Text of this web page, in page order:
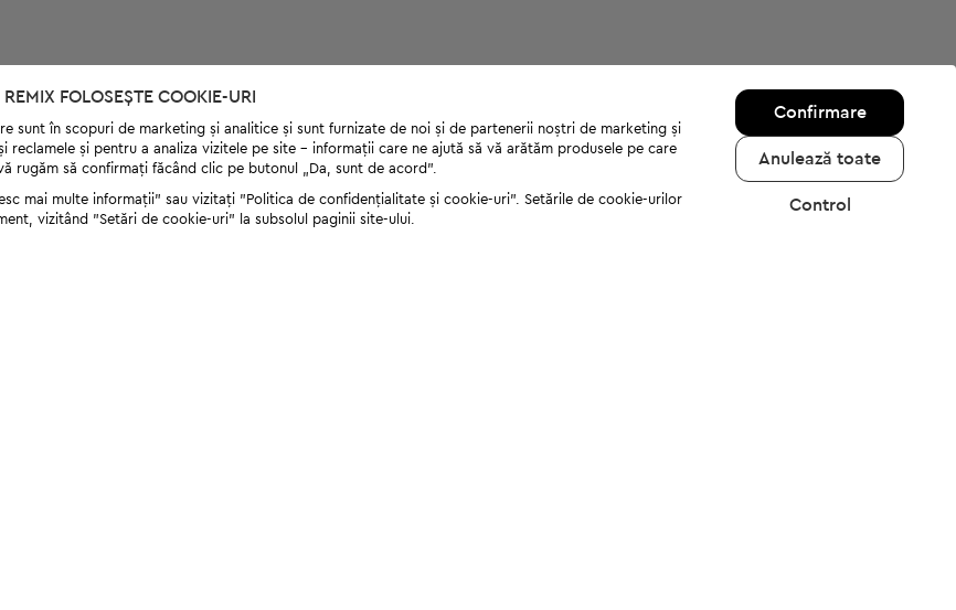
REMIX FOLOSEȘTE COOKIE-URI
sunt în scopuri de marketing și analitice și sunt furnizate de noi și de partenerii noștri de marketing și
și pentru a analiza vizitele pe site - informații care ne ajută să vă arătăm produsele pe care
rugăm să confirmați făcând clic pe butonul „Da, sunt de acord”.
mai multe informații" sau vizitați "Politica de confidențialitate și cookie-uri". Setările de cookie-urilor
vizitând "Setări de cookie-uri" la subsolul paginii site-ului.
Confirmare
Anulează toate
Control